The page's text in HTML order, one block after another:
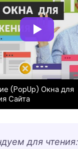
(PopUp) Окна для
Сайта
для чтения: